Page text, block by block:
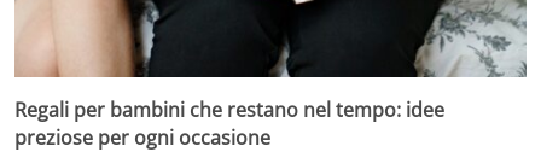
Regali per bambini che restano nel tempo: idee
preziose per ogni occasione